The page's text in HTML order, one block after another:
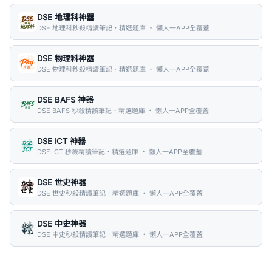
DSE 地理科神器
DSE 地理科秒殺精讀筆記．精選題庫 ・ 懶人一APP全覆蓋
DSE 物理科神器
DSE 物理科秒殺精讀筆記．精選題庫 ・ 懶人一APP全覆蓋
DSE BAFS 神器
DSE BAFS 秒殺精讀筆記．精選題庫 ・ 懶人一APP全覆蓋
DSE ICT 神器
DSE ICT 秒殺精讀筆記．精選題庫 ・ 懶人一APP全覆蓋
DSE 世史神器
DSE 世史秒殺精讀筆記．精選題庫 ・ 懶人一APP全覆蓋
DSE 中史神器
DSE 中史秒殺精讀筆記．精選題庫 ・ 懶人一APP全覆蓋